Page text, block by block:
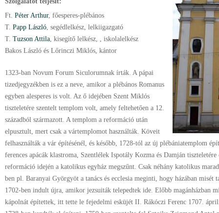
Ft. Péter Arthur, főesperes-plébános
T. Papp László , segédlelkész , lelkiigazgató
T. Tuzson Attila , kisegítő lelkész , , iskolalelkész
Bakos László és Lőrinczi Miklós, kántor
1323-ban Novum Forum Siculorumnak írták. A pápai
tizedjegyzékben is ez a neve, amikor a plébános Romanus
egyben alesperes is volt. Az ő idejében Szent Miklós
tiszteletére szentelt templom volt, amely feltehetően a 12.
századból származott. A templom a reformáció után
elpusztult, mert csak a vártemplomot használták. Köveit
felhasználták a vár építésénél, és később, 1728-tól az új plébániatemplom
ferences apácák klastroma, Szentlélek Ispotály Kozma és Damján tiszteletére
reformáció idején a katolikus egyház megszűnt. Csak néhány katolikus
ben pl. Baranyai Györgyöt a tanács és ecclesia meginti, hogy házában misét
1702-ben indult újra, amikor jezsuiták telepedtek ide. Előbb magánházban
kápolnát építettek, itt tette le fejedelmi esküjét II. Rákóczi Ferenc 1707.